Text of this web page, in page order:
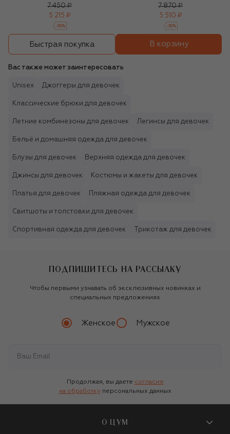
7 450 ₽
5 215 ₽
-30%
7 870 ₽
5 510 ₽
-30%
Быстрая покупка В корзину
Вас также может заинтересовать
Unisex Джоггеры для девочек
Классические брюки для девочек
Летние комбинезоны для девочек Легинсы для девочек
Бельё и домашняя одежда для девочек
Блузы для девочек Верхняя одежда для девочек
Джинсы для девочек Костюмы и жакеты для девочек
Платья для девочек Пляжная одежда для девочек
Свитшоты и толстовки для девочек
Спортивная одежда для девочек Трикотаж для девочек
ПОДПИШИТЕСЬ НА РАССЫЛКУ
Чтобы первыми узнавать об эксклюзивных новинках и
специальных предложениях
Женское Мужское
Продолжая, вы даете согласие
на обработку персональных данных
О ЦУМ